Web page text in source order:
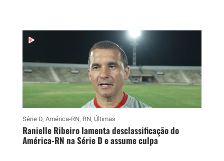
Série D, América-RN, RN, Últimas
Ranielle Ribeiro lamenta desclassificação do
América-RN na Série D e assume culpa